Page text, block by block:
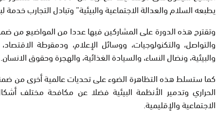
يطبعه السلام والعدالة الاجتماعية والبيئية” وتبادل التجارب خدمة
وتقترح هذه الدورة على المشاركين فيها عددا من المواضيع من
والتواصل، والتكنولوجيات، ووسائل الإعلام، ودمقرطة الاقتصاد،
والبيئية، ونضال النساء، والسيادة الغذائية، والهجرة وحقوق الانسان.
كما ستسلط هذه التظاهرة الضوء على تحديات عالمية أخرى من
الحراري وتدمير الأنظمة البيئية فضلا عن مكافحة مختلف
الاجتماعية والإقليمية.